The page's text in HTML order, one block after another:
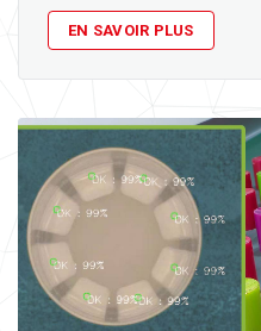
EN SAVOIR PLUS